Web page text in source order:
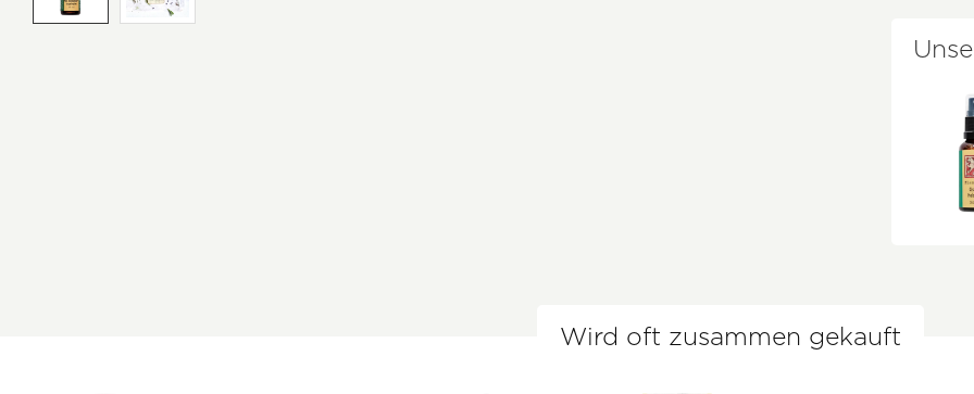
Wird oft zusammen gekauft